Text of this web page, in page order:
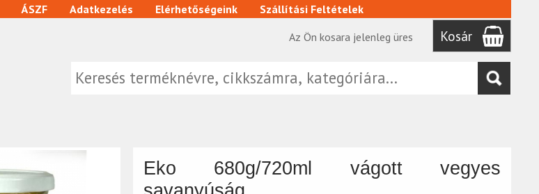
ÁSZF Adatkezelés Elérhetőségeink
Szállítási Feltételek
Az Ön kosara jelenleg üres
Kosár
Eko 680g/720ml vágott vegyes